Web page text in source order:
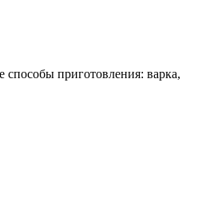
приготовления: варка,